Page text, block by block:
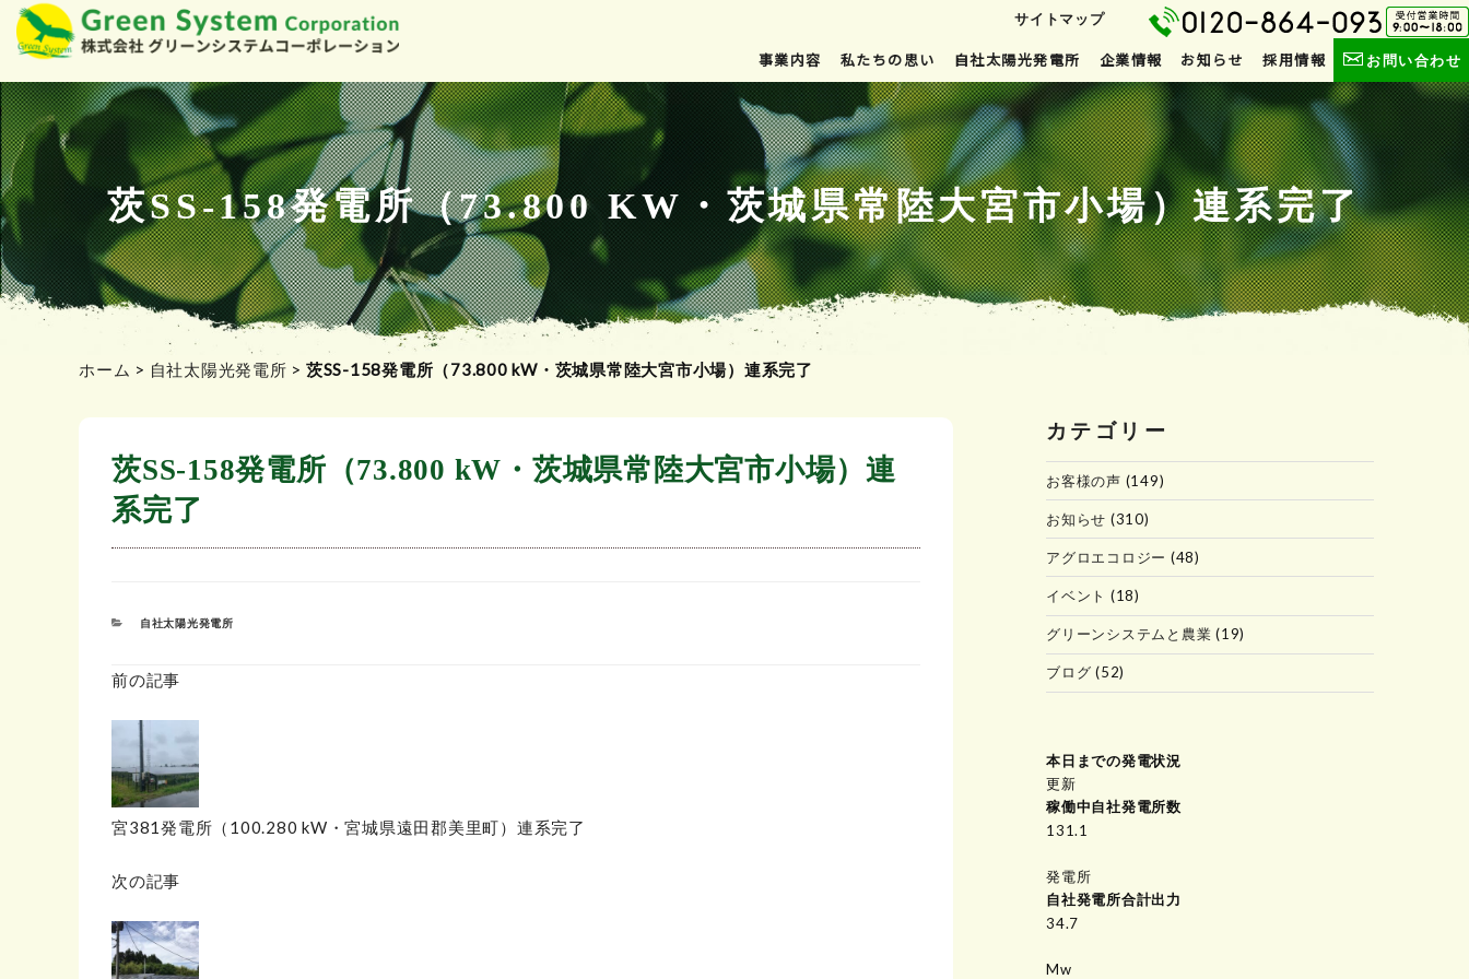
ン
テ
ン
ツ
へ
ス
キ
ッ
プ
サイトマップ
事業内容 私たちの思い 自社太陽光発電所 企業情報 お知らせ 採用情報 お問い合わせ
茨SS-158発電所（73.800 KW・茨城県常陸大宮市小場）連系完了
ホーム > 自社太陽光発電所 > 茨SS-158発電所（73.800 kW・茨城県常陸大宮市小場）連系完了
茨SS-158発電所（73.800 kW・茨城県常陸大宮市小場）連
系完了
カ
リ
ー
自社太陽光発電所
前の記事
宮381発電所（100.280 kW・宮城県遠田郡美里町）連系完了
次の記事
カテゴリー
お客様の声 (149)
お知らせ (310)
アグロエコロジー (48)
イベント (18)
グリーンシステムと農業 (19)
ブログ (52)
本日までの発電状況
更新
稼働中自社発電所数
150.5
発電所
自社発電所合計出力
34.7
Mw